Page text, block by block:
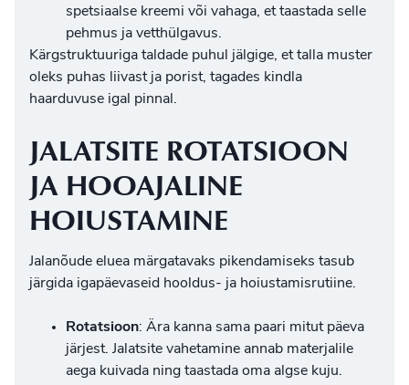
spetsiaalse kreemi või vahaga, et taastada selle
pehmus ja vetthülgavus.
Kärgstruktuuriga taldade puhul jälgige, et talla muster
oleks puhas liivast ja porist, tagades kindla
haarduvuse igal pinnal.
JALATSITE ROTATSIOON
JA HOOAJALINE
HOIUSTAMINE
Jalanõude eluea märgatavaks pikendamiseks tasub
järgida igapäevaseid hooldus- ja hoiustamisrutiine.
Rotatsioon: Ära kanna sama paari mitut päeva
järjest. Jalatsite vahetamine annab materjalile
aega kuivada ning taastada oma algse kuju.